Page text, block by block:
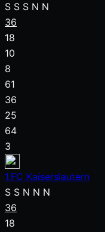
S S S N N
36
18
10
8
61
36
25
64
3
1.FC Kaiserslautern
S S N N N
36
18